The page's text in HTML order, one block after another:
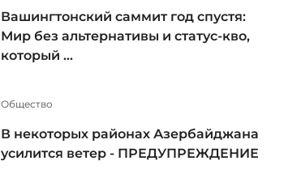
Вашингтонский саммит год спустя:
Мир без альтернативы и статус-кво,
который ...
Общество
В некоторых районах Азербайджана
усилится ветер - ПРЕДУПРЕЖДЕНИЕ